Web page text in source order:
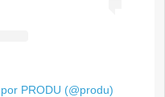
PRODU (@produ)